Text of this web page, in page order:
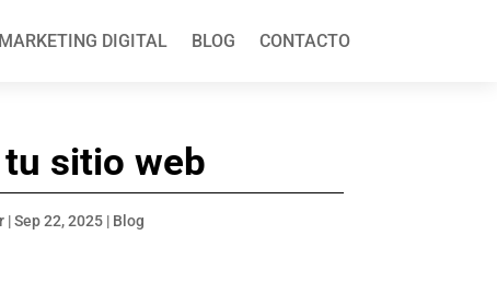
MARKETING DIGITAL BLOG CONTACTO
sitio web
|Sep 22, 2025| Blog